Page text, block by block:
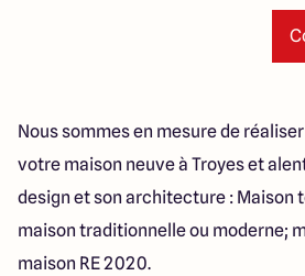
Nous sommes en mesure de
votre maison neuve à Troyes et
design et son architecture : Maison
maison traditionnelle ou moderne;
maison RE 2020.